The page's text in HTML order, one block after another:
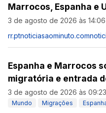
Marrocos, Espanha e
3 de agosto de 2026 às 14:06
rr.ptnoticiasaominuto.com
Espanha e Marrocos
migratória e entrada
3 de agosto de 2026 às 09:23
Mundo Migrações